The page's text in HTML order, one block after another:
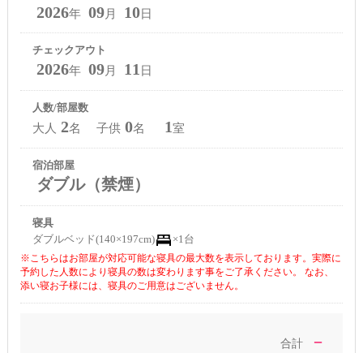
2026年 09月 10日
チェックアウト
2026年 09月 11 日
人数/部屋数
大人 2名 子供 0名 1室
宿泊部屋
ダブル（禁煙）
寝具
ダブルベッド(140×197cm)
×1台
※こちらはお部屋が対応可能な寝具の最大数を表示しております。実際に
予約した人数により寝具の数は変わります事をご了承ください。 なお、
添い寝お子様には、寝具のご用意はございません。
合計 －